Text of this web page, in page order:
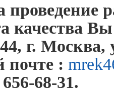
качества
г.
почте :
68-31.